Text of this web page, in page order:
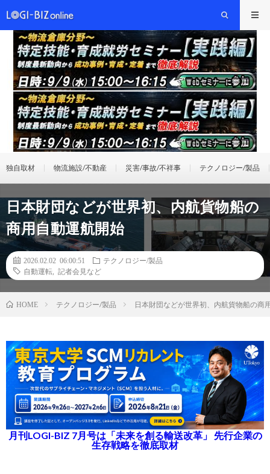
独自取材 物流施設/不動産 災害/事故/不祥事 テクノロジー/製品
日本財団などが世界初、内航貨物船の
商用自動運航開始
2026.02.02 06:00:51
テクノロジー/製品
自動運転
記者会見など
HOME テクノロジー/製品 日本財団などが世界初、内航貨物船の商
月刊LOGI-BIZ 7月号は「未来を創る輸送改革」 先行企業の
生存戦略を徹底取材